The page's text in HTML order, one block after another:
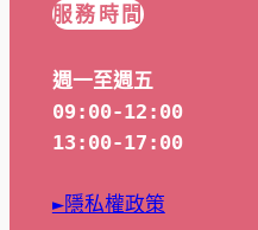
服務時間
週一至週五
09:00-12:00
13:00-17:00
►隱私權政策